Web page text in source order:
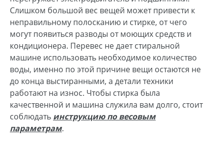
Слишком большой вес вещей может привести к
неправильному полосканию и стирке, от чего
могут появиться разводы от моющих средств и
кондиционера. Перевес не дает стиральной
машине использовать необходимое количество
воды, именно по этой причине вещи остаются не
до конца выстиранными, а детали техники
работают на износ. Чтобы стирка была
качественной и машина служила вам долго, стоит
соблюдать инструкцию по весовым
параметрам.